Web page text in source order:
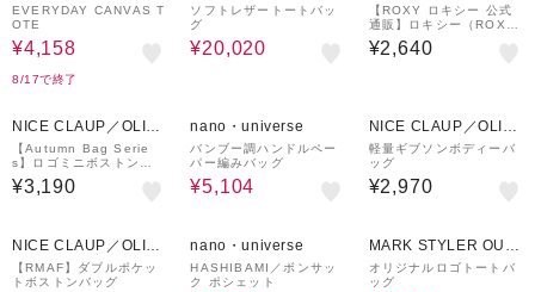
EVERYDAY CANVAS T
OTE
¥4,158
8/17で終了
ク
ソフトレザートートバッ
グ
¥20,020
RY OUTLET STORE
【ROXY ロキシー 公式
通販】ロキシー（ROX
Y）【OUTLET】Roxy S
OL DE VERANO MINI
¥2,640
NICE CLAUP／OLIV
E des OLIVE
【Autumn Bag Serie
s】ロゴミニボストンバ
ッグ
¥3,190
nano・universe
バンブー調ハンドルペー
パー編みバッグ
¥5,104
NICE CLAUP／OLIV
E des OLIVE
軽量ギブソンボディーバ
ッグ
¥2,970
NICE CLAUP／OLIV
E des OLIVE
【RMAF】ダブルポケッ
トボストンバッグ
nano・universe
HASHIBAMI／ボンサッ
ク ポシェット
MARK STYLER OUT
LET
オリジナルロゴトートバ
ッグ